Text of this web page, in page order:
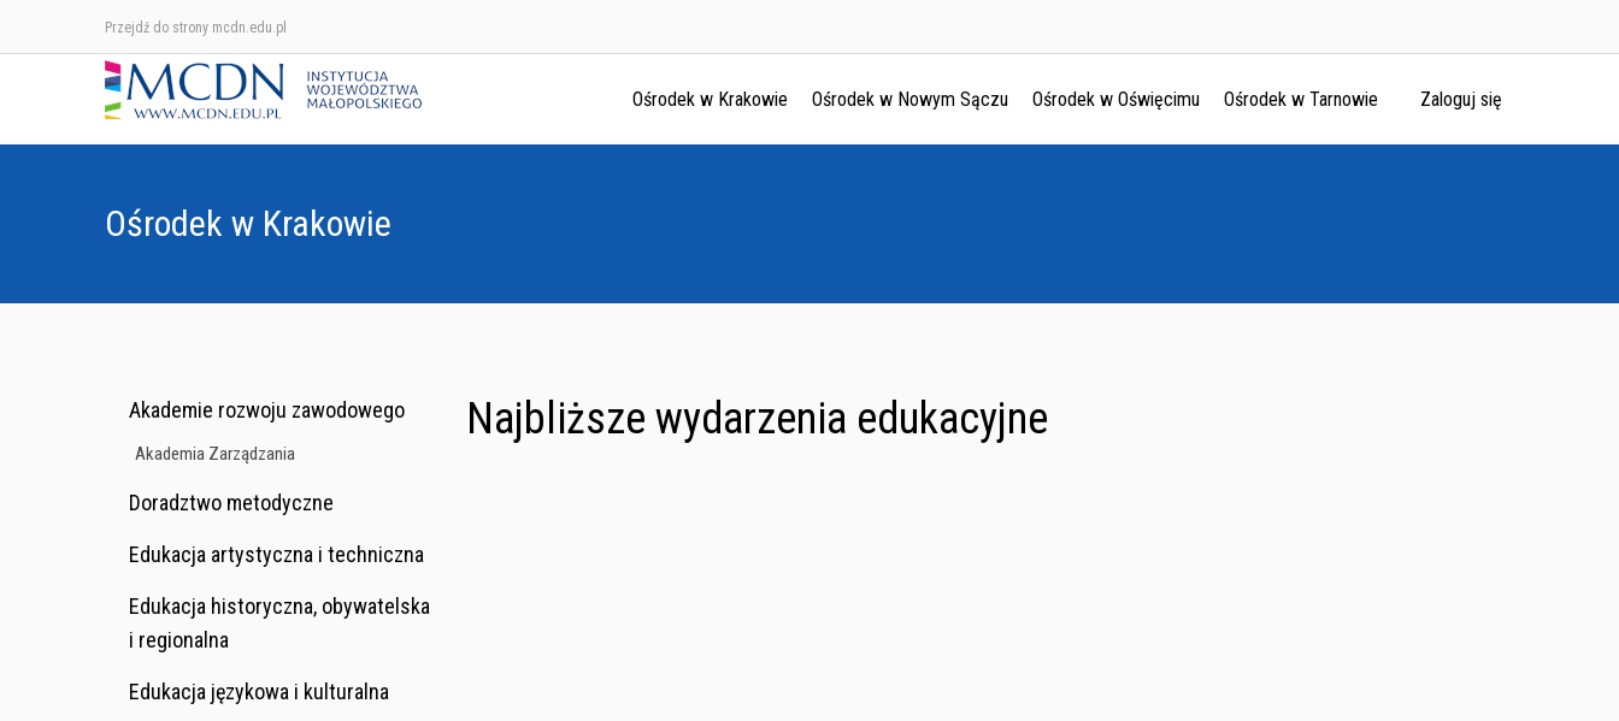
Przejdź do strony mcdn.edu.pl
Ośrodek w Krakowie Ośrodek w Nowym Sączu Ośrodek w Oświęcimu Ośrodek w Tarnowie Zaloguj się
Ośrodek w Krakowie
Akademie rozwoju zawodowego
Akademia Zarządzania
Doradztwo metodyczne
Edukacja artystyczna i techniczna
Edukacja historyczna, obywatelska
i regionalna
Edukacja językowa i kulturalna
Najbliższe wydarzenia edukacyjne
Ośrodek w Krakowie